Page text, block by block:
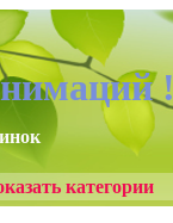
категории